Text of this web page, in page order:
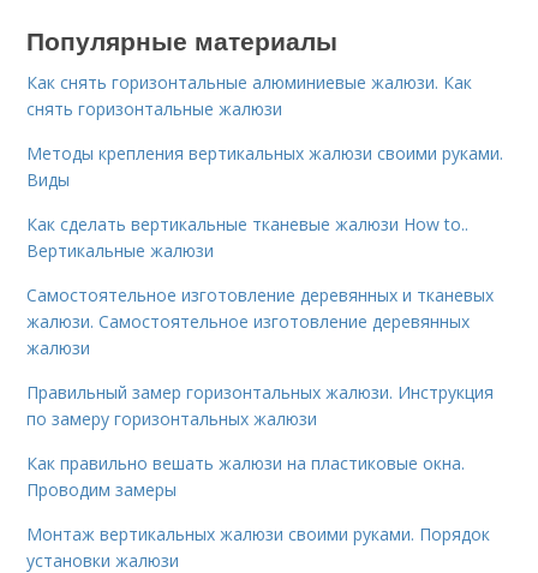
Популярные материалы
Как снять горизонтальные алюминиевые жалюзи. Как
снять горизонтальные жалюзи
Методы крепления вертикальных жалюзи своими руками.
Виды
Как сделать вертикальные тканевые жалюзи How to..
Вертикальные жалюзи
Самостоятельное изготовление деревянных и тканевых
жалюзи. Самостоятельное изготовление деревянных
жалюзи
Правильный замер горизонтальных жалюзи. Инструкция
по замеру горизонтальных жалюзи
Как правильно вешать жалюзи на пластиковые окна.
Проводим замеры
Монтаж вертикальных жалюзи своими руками. Порядок
установки жалюзи